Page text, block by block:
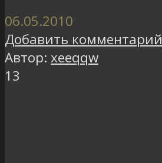
06.05.2010
Добавить комментарий
Автор: xeeqqw
13